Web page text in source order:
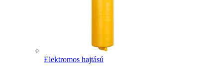
Elektromos hajtású